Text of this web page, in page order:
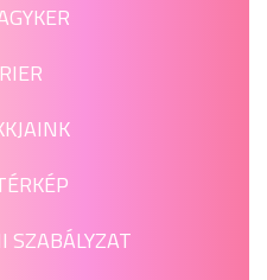
SZABÁLYZAT